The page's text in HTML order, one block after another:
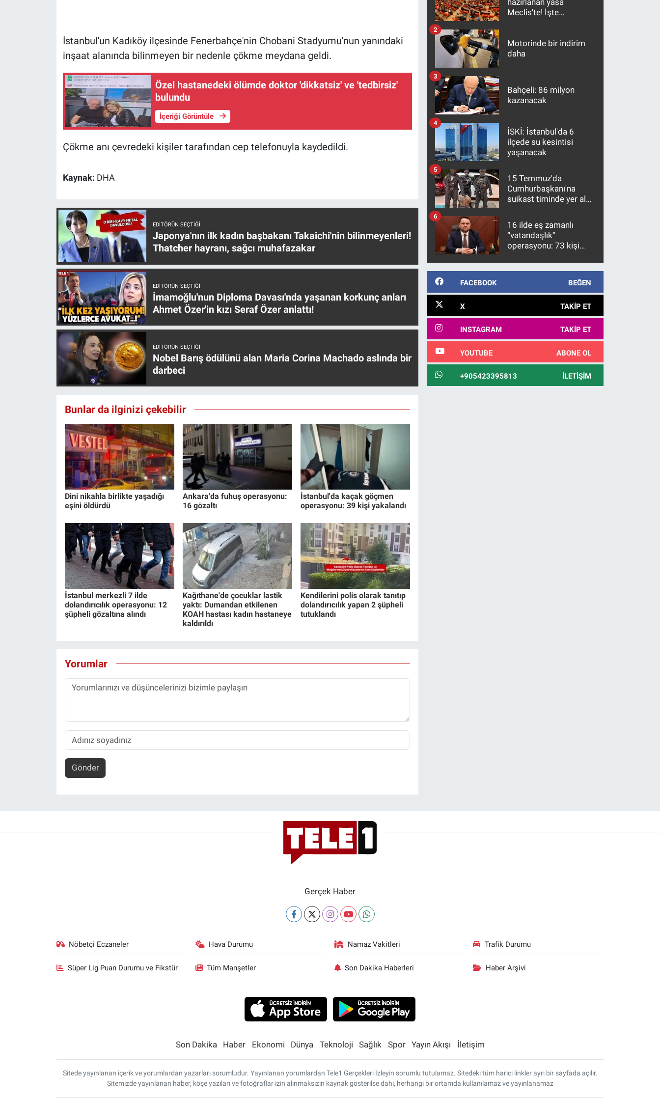
İstanbul'un Kadıköy ilçesinde Fenerbahçe'nin Chobani Stadyumu'nun yanındaki
inşaat alanında bilinmeyen bir nedenle çökme meydana geldi.
Özel hastanedeki ölümde doktor 'dikkatsiz' ve 'tedbirsiz'
bulundu
İçeriği Görüntüle
Çökme anı çevredeki kişiler tarafından cep telefonuyla kaydedildi.
Kaynak: DHA
EDITÖRÜN SEÇTIĞI
Japonya'nın ilk kadın başbakanı Takaichi'nin bilinmeyenleri!
Thatcher hayranı, sağcı muhafazakar
EDITÖRÜN SEÇTIĞI
İmamoğlu'nun Diploma Davası'nda yaşanan korkunç anları
Ahmet Özer'in kızı Seraf Özer anlattı!
EDITÖRÜN SEÇTIĞI
Nobel Barış ödülünü alan Maria Corina Machado aslında bir
darbeci
Bunlar da ilginizi çekebilir
Dini nikahla birlikte yaşadığı
eşini öldürdü
Ankara'da fuhuş operasyonu:
16 gözaltı
İstanbul'da kaçak göçmen
operasyonu: 39 kişi yakalandı
İstanbul merkezli 7 ilde
dolandırıcılık operasyonu: 12
şüpheli gözaltına alındı
Kağıthane'de çocuklar lastik
yaktı: Dumandan etkilenen
KOAH hastası kadın hastaneye
kaldırıldı
Kendilerini polis olarak tanıtıp
dolandırıcılık yapan 2 şüpheli
tutuklandı
Yorumlar
Gönder
Meclis'te! İşte
Motorinde bir indirim
daha
2
Bahçeli: 86 milyon
kazanacak
3
İSKİ: İstanbul'da 6
ilçede su kesintisi
yaşanacak
4
15 Temmuz'da
Cumhurbaşkanı'na
suikast timinde yer alan
10 yıl sonra yakalandı
5
16 ilde eş zamanlı
“vatandaşlık”
operasyonu: 73 kişi
6
FACEBOOK BEĞEN
X TAKIP ET
INSTAGRAM TAKIP ET
YOUTUBE ABONE OL
+905423395813 İLETIŞIM
Gerçek Haber
Nöbetçi Eczaneler Hava Durumu Namaz Vakitleri Trafik Durumu
Süper Lig Puan Durumu ve Fikstür Tüm Manşetler Son Dakika Haberleri Haber Arşivi
Son Dakika Haber Ekonomi Dünya Teknoloji Sağlık Spor Yayın Akışı İletişim
Sitede yayınlanan içerik ve yorumlardan yazarları sorumludur. Yayınlanan yorumlardan Tele1 Gerçekleri İzleyin sorumlu tutulamaz. Sitedeki tüm harici linkler ayrı bir sayfada açılır.
Sitemizde yayınlanan haber, köşe yazıları ve fotoğraflar izin alınmaksızın kaynak gösterilse dahi, herhangi bir ortamda kullanılamaz ve yayınlanamaz
Koronavirüs
Kültür Sanat
Programlar
Teknoloji
Türkiye'nin Geleceği
Yerel Gündem
Yerel Yaşam
Canlı Yayın